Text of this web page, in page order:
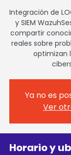
Integración de
y SIEM
compartir
reales sobre
optimizan
Ya no es
Ver
Horario y